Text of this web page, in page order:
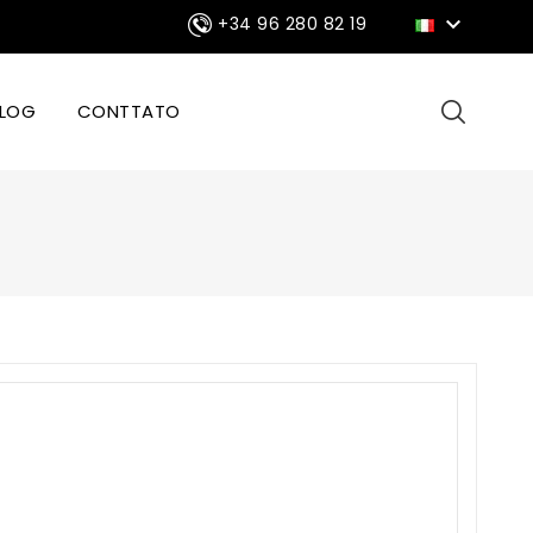
+34 96 280 82 19 
CONTTATO